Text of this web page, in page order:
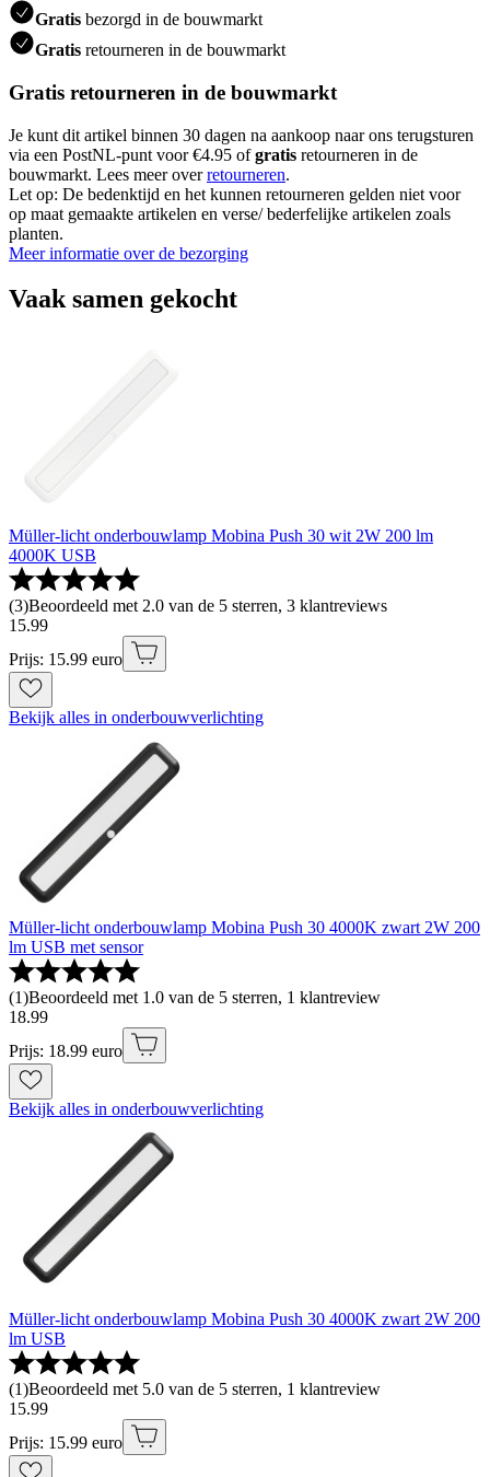
Gratis bezorgd in de bouwmarkt
Gratis retourneren in de bouwmarkt
Gratis retourneren in de bouwmarkt
Je kunt dit artikel binnen 30 dagen na aankoop naar ons terugsturen
via een PostNL-punt voor €4.95 ofgratis retourneren in de
bouwmarkt. Lees meer overretourneren.
Let op: De bedenktijd en het kunnen retourneren gelden niet voor
op maat gemaakte artikelen en verse/ bederfelijke artikelen zoals
planten.
Meer informatie over de bezorging
Vaak samen gekocht
Müller-licht onderbouwlamp Mobina Push 30 wit 2W 200 lm
4000K USB
(3)Beoordeeld met 2.0 van de 5 sterren, 3 klantreviews
15.99
Prijs: 15.99 euro
Bekijk alles in onderbouwverlichting
Müller-licht onderbouwlamp Mobina Push 30 4000K zwart 2W 200
lm USB met sensor
(1)Beoordeeld met 1.0 van de 5 sterren, 1 klantreview
18.99
Prijs: 18.99 euro
Bekijk alles in onderbouwverlichting
Müller-licht onderbouwlamp Mobina Push 30 4000K zwart 2W 200
lm USB
(1)Beoordeeld met 5.0 van de 5 sterren, 1 klantreview
15.99
Prijs: 15.99 euro